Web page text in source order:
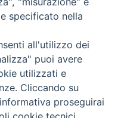
di S.E.R. Mons. Agostino
Laicali di Castellaneta
stampa
specificato nella
all'utilizzo dei
puoi avere
utilizzati e
Cliccando su
proseguirai